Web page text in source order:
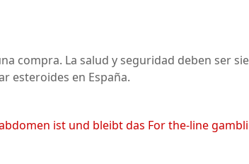
compra. La salud y seguridad deben ser
esteroides en España.
ist und bleibt das For the-line